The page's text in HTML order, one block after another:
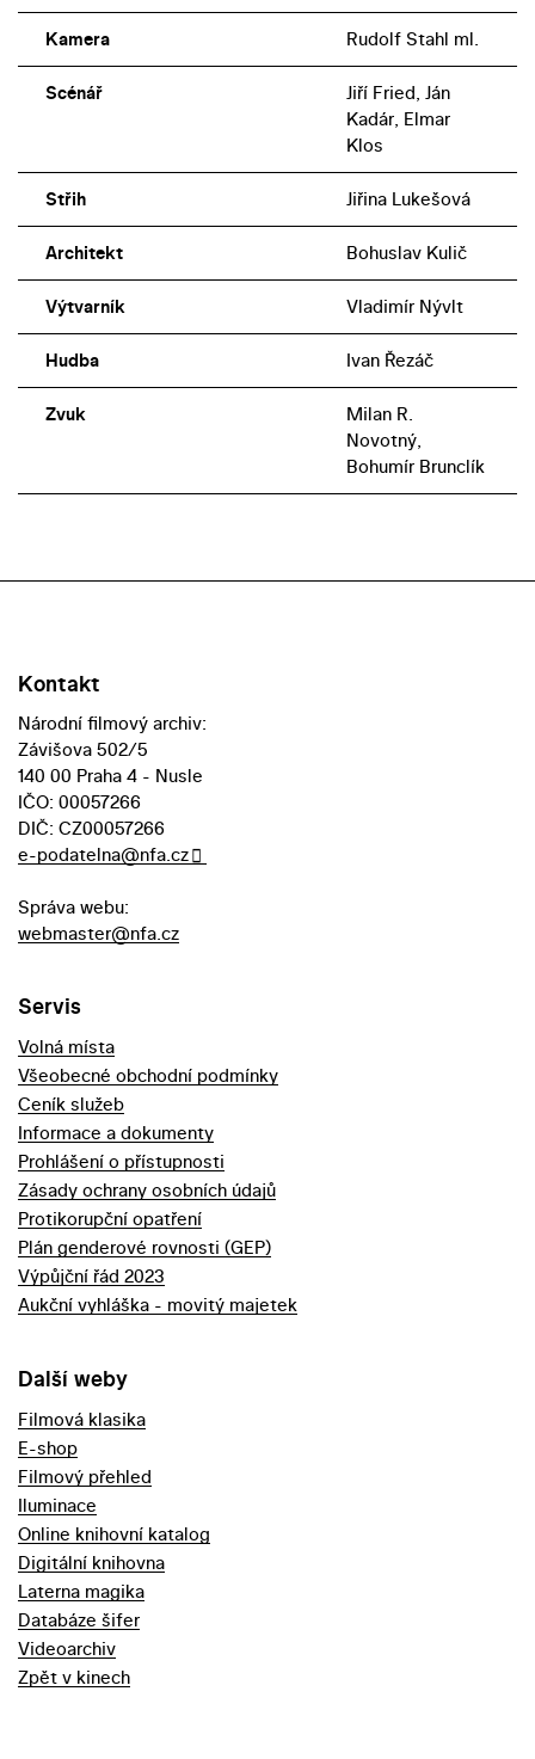
Kamera Rudolf Stahl ml.
Scénář
Jiří Fried, Ján
Kadár, Elmar
Klos
Střih Jiřina Lukešová
Architekt Bohuslav Kulič
Výtvarník Vladimír Nývlt
Hudba Ivan Řezáč
Zvuk
Milan R.
Novotný,
Bohumír Brunclík
Kontakt
Národní filmový archiv:
Závišova 502/5
140 00 Praha 4 - Nusle
IČO: 00057266
DIČ: CZ00057266
e-podatelna@nfa.cz
Správa webu:
webmaster@nfa.cz
Servis
Volná místa
Všeobecné obchodní podmínky
Ceník služeb
Informace a dokumenty
Prohlášení o přístupnosti
Zásady ochrany osobních údajů
Protikorupční opatření
Plán genderové rovnosti (GEP)
Výpůjční řád 2023
Aukční vyhláška - movitý majetek
Další weby
Filmová klasika
E-shop
Filmový přehled
Iluminace
Online knihovní katalog
Digitální knihovna
Laterna magika
Databáze šifer
Videoarchiv
Zpět v kinech